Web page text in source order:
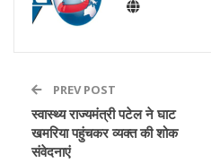
PREV POST
स्वास्थ्य राज्यमंत्री पटेल ने घाट
खमरिया पहुंचकर व्यक्त की शोक
संवेदनाएं